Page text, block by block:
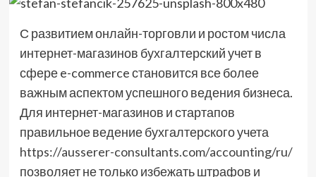
С развитием онлайн-торговли и ростом числа
интернет-магазинов бухгалтерский учет в
сфере e-commerce становится все более
важным аспектом успешного ведения бизнеса.
Для интернет-магазинов и стартапов
правильное ведение бухгалтерского учета
https://ausserer-consultants.com/accounting/ru/
позволяет не только избежать штрафов и